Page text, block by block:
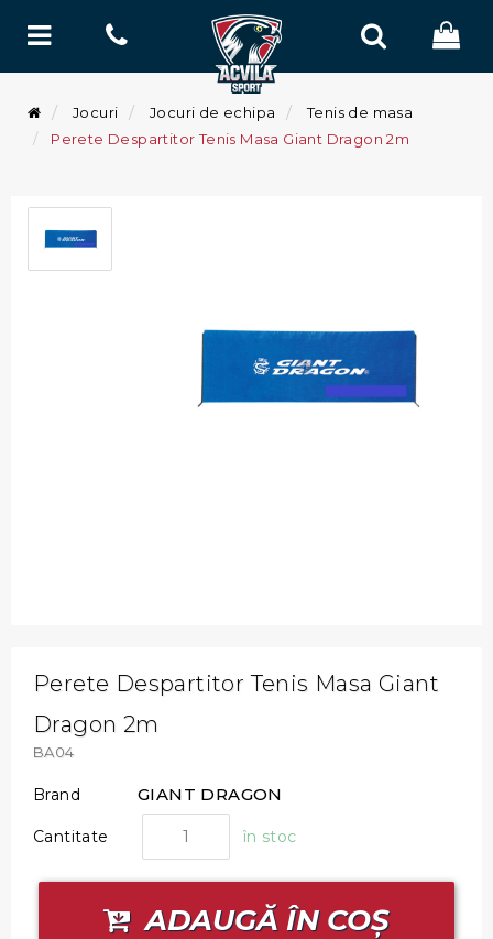
Jocuri Jocuri de echipa
Tenis de masa
Perete Despartitor Tenis Masa Giant Dragon 2m
Perete Despartitor Tenis Masa Giant
Dragon 2m
BA04
Brand GIANT DRAGON
Cantitate în stoc
ADAUGĂ ÎN COȘ